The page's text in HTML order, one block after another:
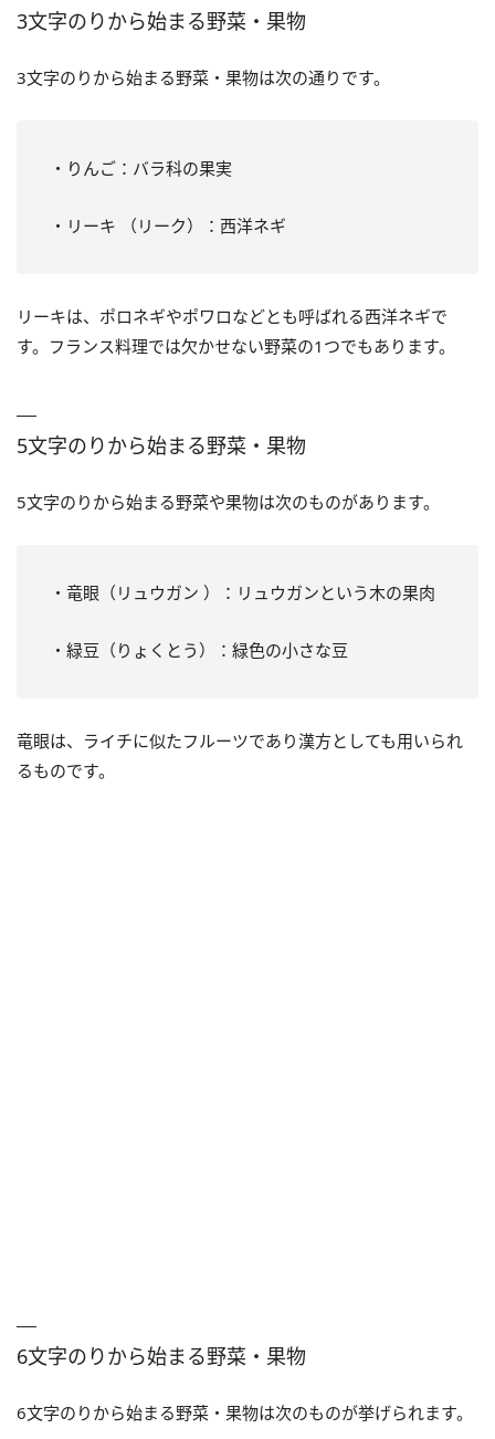
3文字のりから始まる野菜・果物
3文字のりから始まる野菜・果物は次の通りです。
・りんご：バラ科の果実
・リーキ （リーク）：西洋ネギ
リーキは、ポロネギやポワロなどとも呼ばれる西洋ネギで
す。フランス料理では欠かせない野菜の1つでもあります。
5文字のりから始まる野菜・果物
5文字のりから始まる野菜や果物は次のものがあります。
・竜眼（リュウガン ）：リュウガンという木の果肉
・緑豆（りょくとう）：緑色の小さな豆
竜眼は、ライチに似たフルーツであり漢方としても用いられ
るものです。
6文字のりから始まる野菜・果物
6文字のりから始まる野菜・果物は次のものが挙げられます。